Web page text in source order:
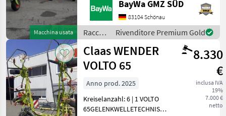
Macchina usata
Stellen geschweißt.Diese
Maschine wir auf www.ab-
auction.com versteigert. |
Interne Nr.: 1135455
BayWa GMZ SÜD
83104 Schönau
Raccolta
mangimi
/ Claas
Rivenditore Premium Gold
Claas WENDER
VOLTO 65
8.330
€
inclusa IVA
19%
7.000 €
netto
Anno prod. 2025
Kreiselanzahl: 6 | 1 VOLTO
65GELENKWELLETECHNISCHE